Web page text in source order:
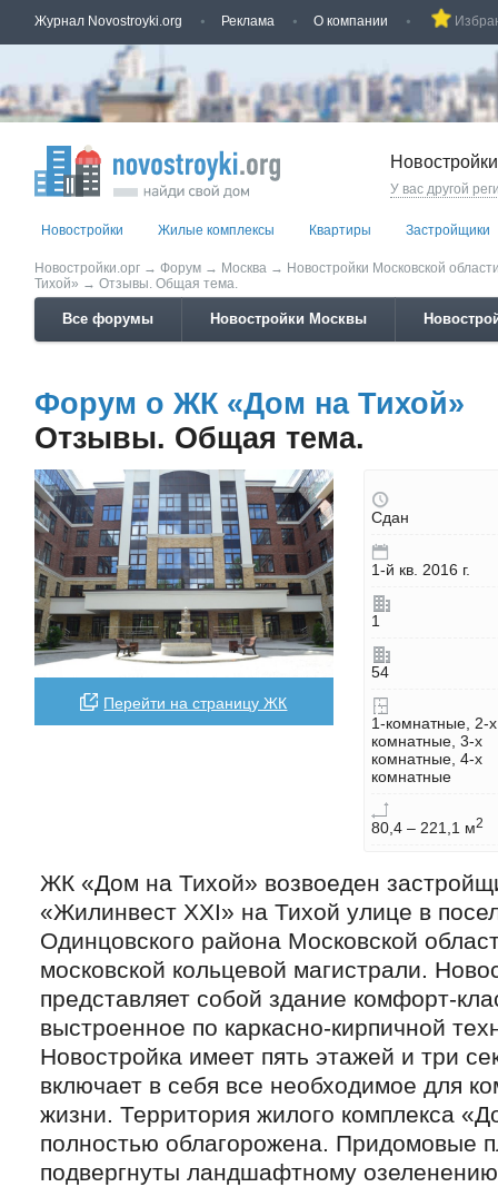
Журнал Novostroyki.org Реклама О компании
У вас другой
Новостройки Жилые комплексы Квартиры Застройщики
Новостройки.орг → Форум → Москва → Новостройки Московской
Тихой» → Отзывы. Общая тема.
Все форумы Новостройки Москвы
Форум о ЖК «Дом на Тихой»
Отзывы. Общая тема.
Перейти на страницу ЖК
Сдан
1-й кв. 2016 г.
1
54
1-комнатные, 2-х
комнатные, 3-х
комнатные, 4-х
комнатные
80,4 – 221,1 м2
ЖК «Дом на Тихой» возвоеден
«Жилинвест ХХI» на Тихой улице в
Одинцовского района Московской
московской кольцевой магистрали.
представляет собой здание комфорт-
выстроенное по каркасно-кирпичной
Новостройка имеет пять этажей и три
включает в себя все необходимое для
жизни. Территория жилого комплекса
полностью облагорожена. Придомовые
подвергнуты ландшафтному